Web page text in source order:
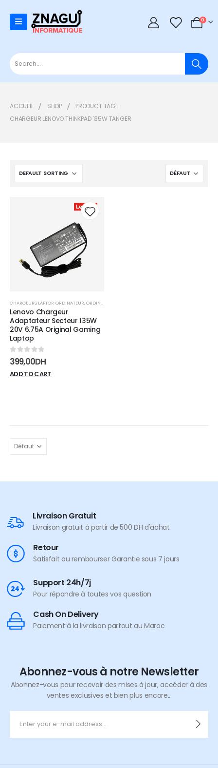
0 0
ACCUEIL SHOP
PRODUCT TAG -
CHARGEUR LENOVO THINKPAD 135W TANGER
Add to
wishlist
CHARGEURS LAPTOP,ORDINATEUR,ORDINATEUR PORTABLE
Lenovo Chargeur
Adaptateur Secteur 135W
20V 6.75A Original Gaming
Laptop
0sur 5
399,00DH
ADD TO CART
Livraison Gratuit
Livraison gratuit à partir de 500 DH d'achat
Retour
Satisfait ou rembourser Garantie sous 7 jours
Support 24h/7j
Pour répondre à toutes vos question
Cash On Delivery
Paiement à la livraison partout au Maroc
Abonnez-vous à notre Newsletter
Abonnez-vous pour recevoir des mises à jour, accéder à des
ventes exclusives et bien plus encore...